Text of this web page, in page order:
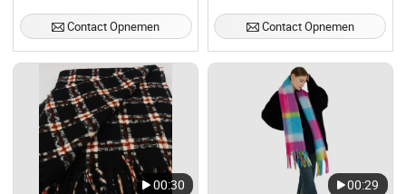
Tudung
Contact Opnemen
Kasjmier Sjaals
Contact Opnemen
00:30 00:29